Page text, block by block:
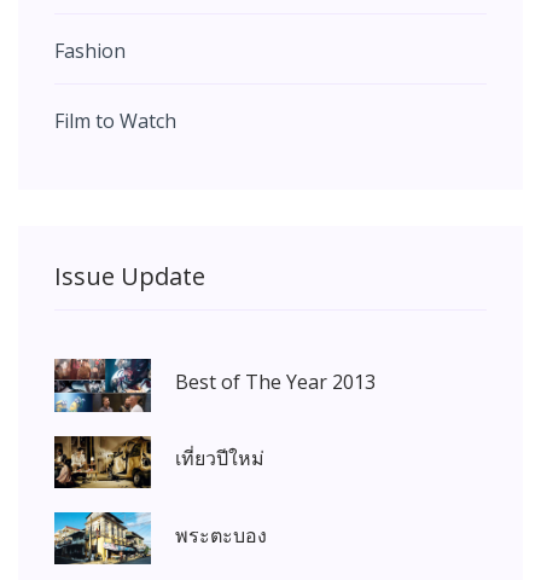
Fashion
Film to Watch
Issue Update
Best of The Year 2013
เที่ยวปีใหม่
พระตะบอง